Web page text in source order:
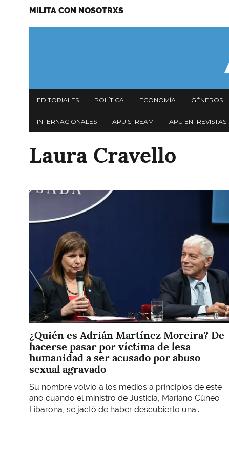
Menu
MILITA CON NOSOTRXS
Navegación
principal
EDITORIALES POLÍTICA ECONOMÍA GÉNEROS
INTERNACIONALES APU STREAM APU ENTREVISTAS
Laura Cravello
Imagen
¿Quién es Adrián Martínez Moreira? De
hacerse pasar por víctima de lesa
humanidad a ser acusado por abuso
sexual agravado
Su nombre volvió a los medios a principios de este
año cuando el ministro de Justicia, Mariano Cúneo
Libarona, se jactó de haber descubierto una...